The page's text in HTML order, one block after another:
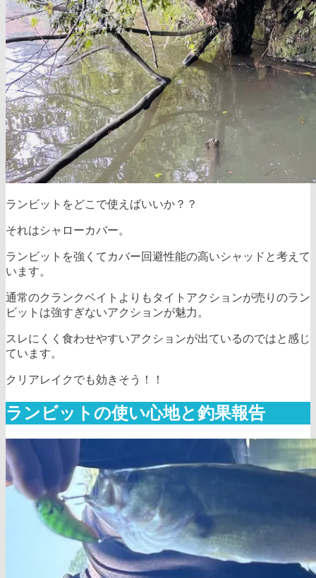
ランビットをどこで使えばいいか？？
それはシャローカバー。
ランビットを強くてカバー回避性能の高いシャッドと考えて
います。
通常のクランクベイトよりもタイトアクションが売りのラン
ビットは強すぎないアクションが魅力。
スレにくく食わせやすいアクションが出ているのではと感じ
ています。
クリアレイクでも効きそう！！
ランビットの使い心地と釣果報告